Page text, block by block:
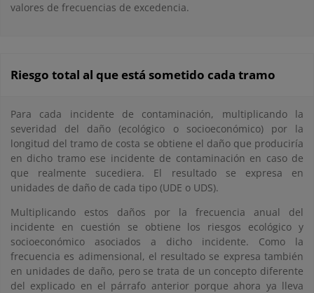
valores de frecuencias de excedencia.
Riesgo total al que está sometido cada tramo
Para cada incidente de contaminación, multiplicando la
severidad del daño (ecológico o socioeconómico) por la
longitud del tramo de costa se obtiene el daño que produciría
en dicho tramo ese incidente de contaminación en caso de
que realmente sucediera. El resultado se expresa en
unidades de daño de cada tipo (UDE o UDS).
Multiplicando estos daños por la frecuencia anual del
incidente en cuestión se obtiene los riesgos ecológico y
socioeconómico asociados a dicho incidente. Como la
frecuencia es adimensional, el resultado se expresa también
en unidades de daño, pero se trata de un concepto diferente
del explicado en el párrafo anterior porque ahora ya lleva